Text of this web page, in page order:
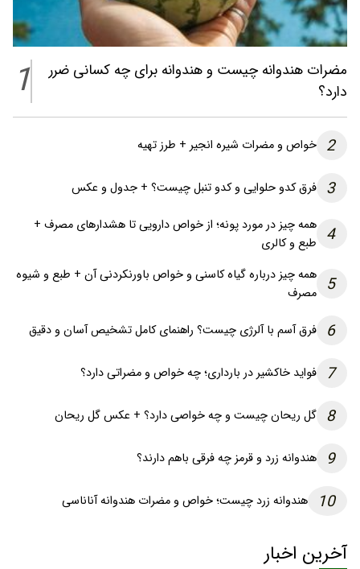
مضرات هندوانه چیست و هندوانه برای چه کسانی ضرر
دارد؟
1
2 خواص و مضرات شیره انجیر + طرز تهیه
3 فرق کدو حلوایی و کدو تنبل چیست؟ + جدول و عکس
4 همه چیز در مورد پونه؛ از خواص دارویی تا هشدارهای مصرف +
طبع و کالری
5
همه چیز درباره گیاه کاسنی و خواص باورنکردنی آن + طبع و شیوه
مصرف
6 فرق آسم با آلرژی چیست؟ راهنمای کامل تشخیص آسان و دقیق
7 فواید خاکشیر در بارداری؛ چه خواص و مضراتی دارد؟
8 گل ریحان چیست و چه خواصی دارد؟ + عکس گل ریحان
9 هندوانه زرد و قرمز چه فرقی باهم دارند؟
10 هندوانه زرد چیست؛ خواص و مضرات هندوانه آناناسی
آخرین اخبار